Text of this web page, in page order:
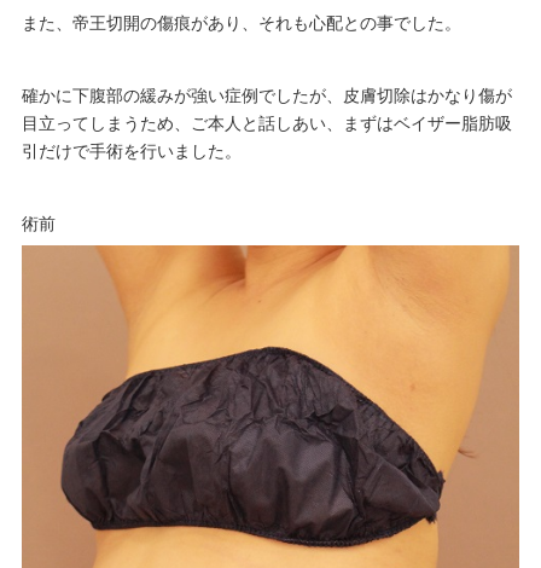
また、帝王切開の傷痕があり、それも心配との事でした。
確かに下腹部の緩みが強い症例でしたが、皮膚切除はかなり傷が
目立ってしまうため、ご本人と話しあい、まずはベイザー脂肪吸
引だけで手術を行いました。
術前